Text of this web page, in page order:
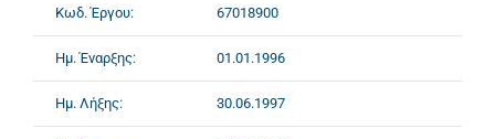
Κωδ. Έργου: 67018900
Ημ. Έναρξης: 01.01.1996
Ημ. Λήξης: 30.06.1997